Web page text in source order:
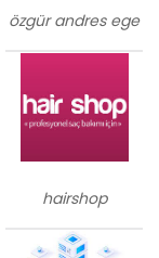
özgür andres ege
hairshop